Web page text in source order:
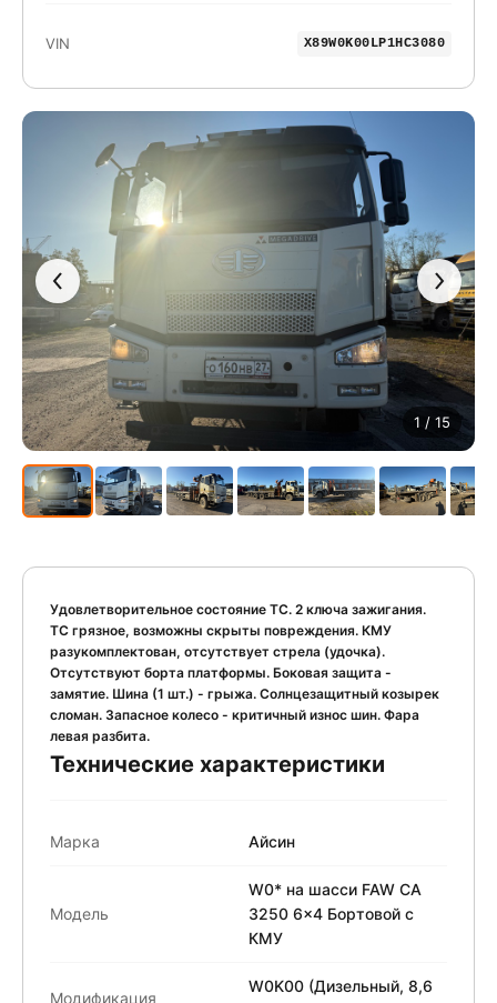
1 / 15
Удовлетворительное состояние ТС. 2 ключа зажигания.
ТС грязное, возможны скрыты повреждения. КМУ
разукомплектован, отсутствует стрела (удочка).
Отсутствуют борта платформы. Боковая защита -
замятие. Шина (1 шт.) - грыжа. Солнцезащитный козырек
сломан. Запасное колесо - критичный износ шин. Фара
левая разбита.
Технические характеристики
Марка Айсин
Модель
W0* на шасси FAW CA
3250 6x4 Бортовой с
КМУ
Модификация
W0K00 (Дизельный, 8,6
VIN X89W0K00LP1HC3080